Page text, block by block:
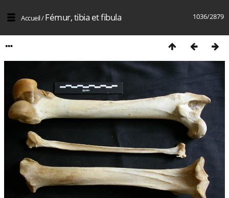
1036/2879
Accueil/Fémur, tibia et fibula